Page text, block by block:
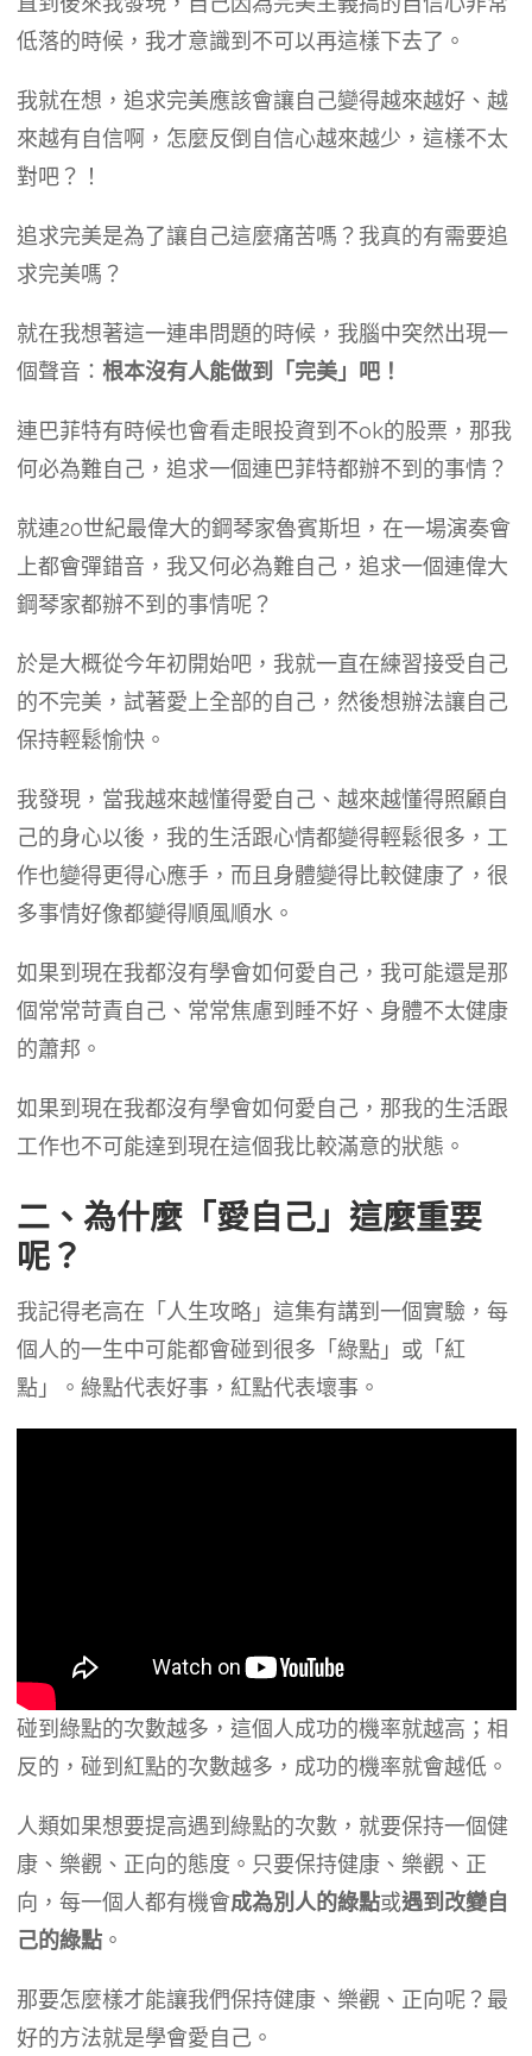
低落的時候，我才意識到不可以再這樣下去了。
我就在想，追求完美應該會讓自己變得越來越好、越
來越有自信啊，怎麼反倒自信心越來越少，這樣不太
對吧？！
追求完美是為了讓自己這麼痛苦嗎？我真的有需要追
求完美嗎？
就在我想著這一連串問題的時候，我腦中突然出現一
個聲音： 根本沒有人能做到「完美」吧！
連巴菲特有時候也會看走眼投資到不ok的股票，那我
何必為難自己，追求一個連巴菲特都辦不到的事情？
就連20世紀最偉大的鋼琴家魯賓斯坦，在一場演奏會
上都會彈錯音，我又何必為難自己，追求一個連偉大
鋼琴家都辦不到的事情呢？
於是大概從今年初開始吧，我就一直在練習接受自己
的不完美，試著愛上全部的自己，然後想辦法讓自己
保持輕鬆愉快。
我發現，當我越來越懂得愛自己、越來越懂得照顧自
己的身心以後，我的生活跟心情都變得輕鬆很多，工
作也變得更得心應手，而且身體變得比較健康了，很
多事情好像都變得順風順水。
如果到現在我都沒有學會如何愛自己，我可能還是那
個常常苛責自己、常常焦慮到睡不好、身體不太健康
的蕭邦。
如果到現在我都沒有學會如何愛自己，那我的生活跟
工作也不可能達到現在這個我比較滿意的狀態。
二、為什麼「愛自己」這麼重要
呢？
我記得老高在「人生攻略」這集有講到一個實驗，每
個人的一生中可能都會碰到很多「綠點」或「紅
點」。綠點代表好事，紅點代表壞事。
碰到綠點的次數越多，這個人成功的機率就越高；相
反的，碰到紅點的次數越多，成功的機率就會越低。
人類如果想要提高遇到綠點的次數，就要保持一個健
康、樂觀、正向的態度。只要保持健康、樂觀、正
向，每一個人都有機會成為別人的綠點或遇到改變自
己的綠點。
那要怎麼樣才能讓我們保持健康、樂觀、正向呢？最
好的方法就是學會愛自己。